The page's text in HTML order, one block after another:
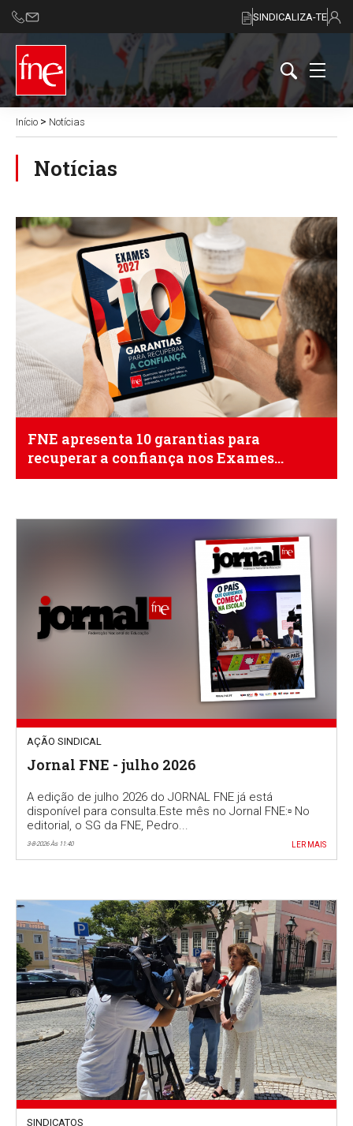
SINDICALIZA-TE
Início > Notícias
Notícias
FNE apresenta 10 garantias para
recuperar a confiança nos Exames
Nacionais de 2027
AÇÃO SINDICAL
Jornal FNE - julho 2026
A edição de julho 2026 do JORNAL FNE já está
disponível para consulta.Este mês no Jornal FNE:▫️ No
editorial, o SG da FNE, Pedro...
3-8-2026 Às 11:40 LER MAIS
SINDICATOS